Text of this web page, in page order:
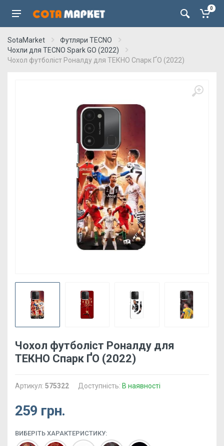
0
SotaMarket
Футляри TECNO
Чохли для TECNO Spark GO (2022)
Чохол футболіст Роналду для ТЕКНО Спарк ҐО (2022)
Чохол футболіст Роналду для
ТЕКНО Спарк ҐО (2022)
Артикул: 575322 Доступність: В наявності
259 грн.
ВИБЕРІТЬ ХАРАКТЕРИСТИКУ: